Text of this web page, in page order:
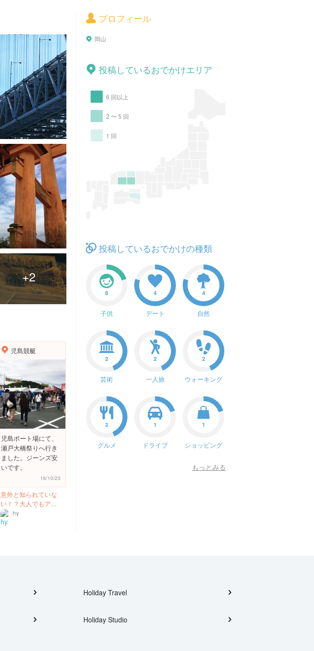
プロフィール
岡山
投稿しているおでかけエリア
6 回以上
2 〜 5 回
1 回
投稿しているおでかけの種類
8
子供
4
デート
4
自然
2
芸術
2
一人旅
2
ウォーキング
2
グルメ
1
ドライブ
1
ショッピング
もっとみる
+2
児島競艇
児島ボート場にて、
瀬戸大橋祭りへ行き
ました。ジーンズ安
いです。
16/10/23
意外と知られていな
い！？大人でもア...
hy
Holiday Travel
Holiday Studio